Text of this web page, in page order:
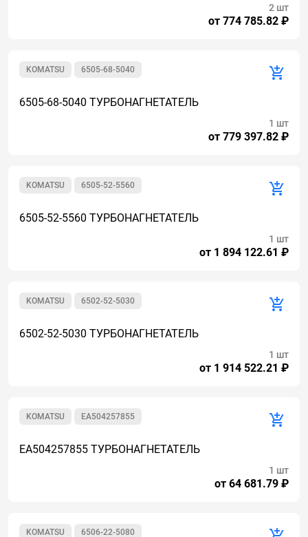
от 774 785.82 ₽
2 шт
6505-68-5040
KOMATSU
6505-68-5040 ТУРБОНАГНЕТАТЕЛЬ
от 779 397.82 ₽
1 шт
6505-52-5560
KOMATSU
6505-52-5560 ТУРБОНАГНЕТАТЕЛЬ
от 1 894 122.61 ₽
1 шт
6502-52-5030
KOMATSU
6502-52-5030 ТУРБОНАГНЕТАТЕЛЬ
от 1 914 522.21 ₽
1 шт
EA504257855
KOMATSU
EA504257855 ТУРБОНАГНЕТАТЕЛЬ
от 64 681.79 ₽
1 шт
6506-22-5080
KOMATSU